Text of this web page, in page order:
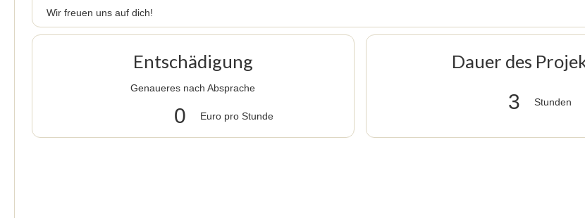
Wir freuen uns auf dich!
Entschädigung
Genaueres nach Absprache
0 Euro pro Stunde
Dauer des
3 Stunden